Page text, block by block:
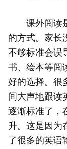
课外阅读是
的方式。家长
不够标准会误
书、绘本等阅
好的选择。很
间大声地跟读
逐渐标准了，
升。这是因为
了很多的英语